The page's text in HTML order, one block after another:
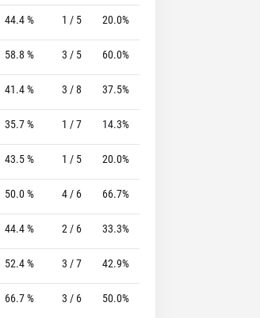
44.4 % 1 / 5 20.0%
58.8 % 3 / 5 60.0%
41.4 % 3 / 8 37.5%
35.7 % 1 / 7 14.3%
43.5 % 1 / 5 20.0%
50.0 % 4 / 6 66.7%
44.4 % 2 / 6 33.3%
52.4 % 3 / 7 42.9%
66.7 % 3 / 6 50.0%